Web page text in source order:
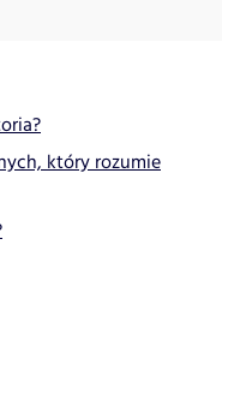
który rozumie